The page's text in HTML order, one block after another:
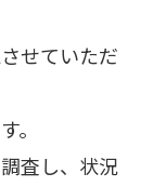
せていただ
。
査し、状況